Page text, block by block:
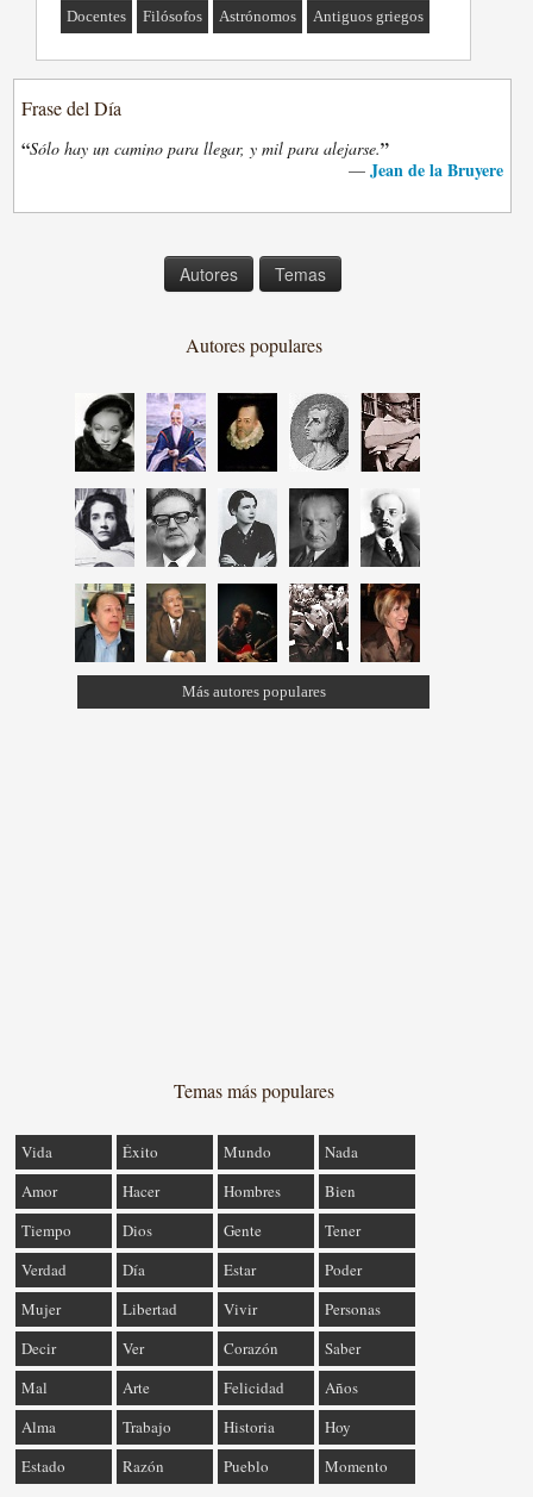
Docentes Filósofos Astrónomos Antiguos griegos
Frase del Día
“Sólo hay un camino para llegar, y mil para alejarse.”
— Jean de la Bruyere
Autores Temas
Autores populares
Más autores populares
Temas más populares
Vida Éxito Mundo
Nada
Amor
Hacer Hombres
Bien
Tiempo
Dios Gente
Tener
Verdad
Día Estar
Poder
Mujer
Libertad Vivir
Personas
Decir
Ver Corazón
Saber
Mal
Arte Felicidad
Años
Alma
Trabajo Historia
Hoy
Estado
Razón Pueblo Momento